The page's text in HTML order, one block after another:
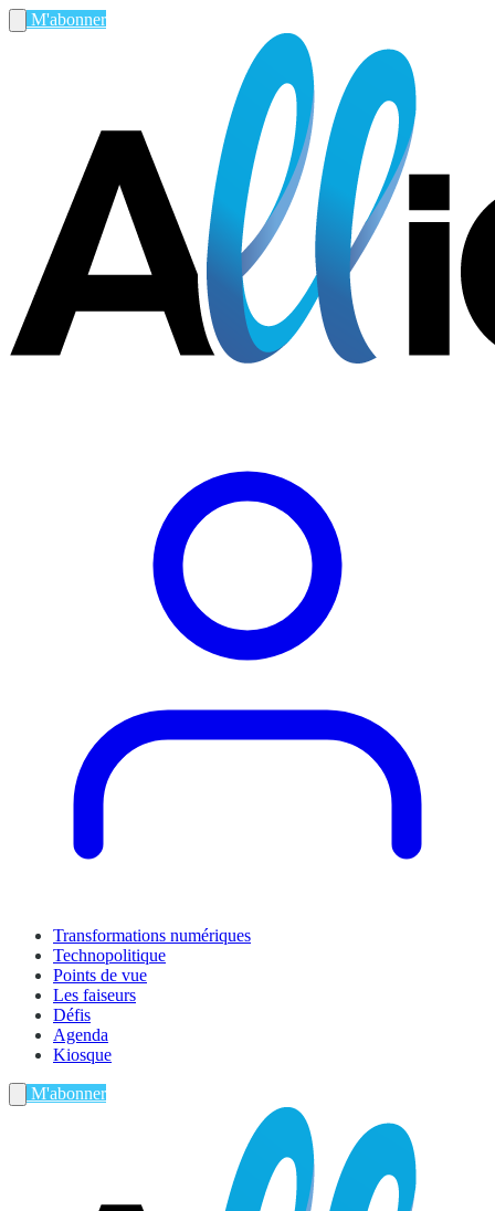
M'abonner
Transformations numériques
Technopolitique
Points de vue
Les faiseurs
Défis
Agenda
Kiosque
M'abonner